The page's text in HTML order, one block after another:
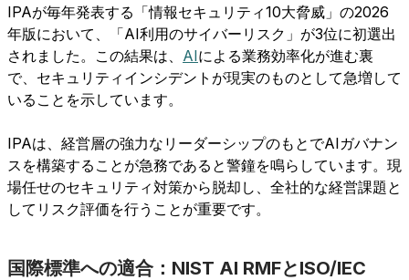
IPAが毎年発表する「情報セキュリティ10大脅威」の2026
年版において、「AI利用のサイバーリスク」が3位に初選出
されました。この結果は、 AIによる業務効率化が進む裏
で、セキュリティインシデントが現実のものとして急増して
いることを示しています。
IPAは、経営層の強力なリーダーシップのもとでAIガバナン
スを構築することが急務であると警鐘を鳴らしています。現
場任せのセキュリティ対策から脱却し、全社的な経営課題と
してリスク評価を行うことが重要です。
国際標準への適合：NIST AI RMFとISO/IEC